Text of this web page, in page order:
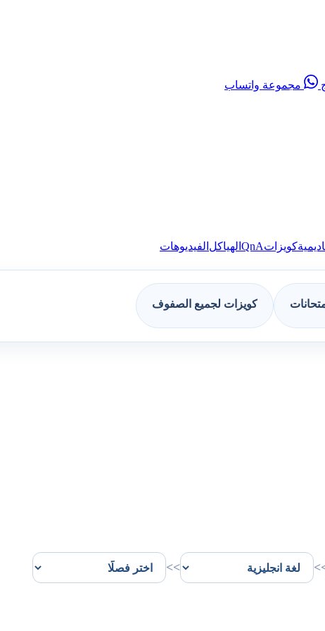
مجموعة واتساب
كويزاتQnA الهياكل الفيديوهات
كويزات لجميع الصفوف
>>